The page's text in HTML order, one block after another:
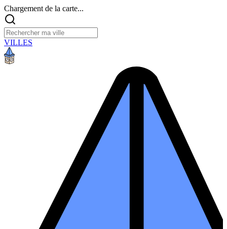
Chargement de la carte...
VILLES